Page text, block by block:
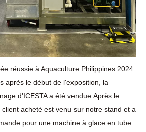
réussie à Aquaculture Philippines 2024
après le début de l'exposition, la
d'ICESTA a été vendue.Après le
acheté est venu sur notre stand et a
pour une machine à glace en tube